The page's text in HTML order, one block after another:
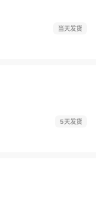
当天发货
5天发货